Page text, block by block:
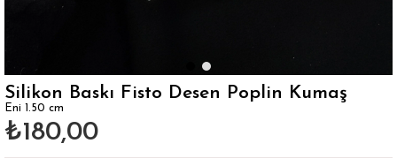
Silikon Baskı Fisto Desen Poplin Kumaş
Eni 1.50 cm
₺180,00